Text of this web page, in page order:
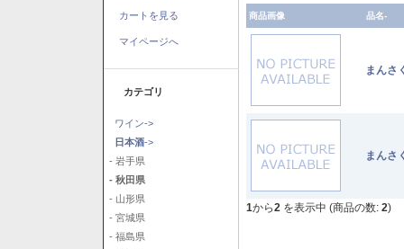
カートを見る
マイページへ
カテゴリ
ワイン->
日本酒->
- 岩手県
- 秋田県
- 山形県
- 宮城県
- 福島県
商品画像 品名-
まん
まん
1から2 を表示中 (商品の数: 2)